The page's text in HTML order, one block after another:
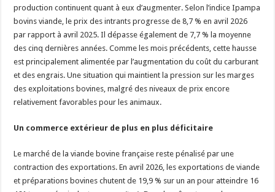
production continuent quant à eux d’augmenter. Selon l’indice Ipampa
bovins viande, le prix des intrants progresse de 8,7 % en avril 2026
par rapport à avril 2025. Il dépasse également de 7,7 % la moyenne
des cinq dernières années. Comme les mois précédents, cette hausse
est principalement alimentée par l’augmentation du coût du carburant
et des engrais. Une situation qui maintient la pression sur les marges
des exploitations bovines, malgré des niveaux de prix encore
relativement favorables pour les animaux.
Un commerce extérieur de plus en plus déficitaire
Le marché de la viande bovine française reste pénalisé par une
contraction des exportations. En avril 2026, les exportations de viande
et préparations bovines chutent de 19,9 % sur un an pour atteindre 16